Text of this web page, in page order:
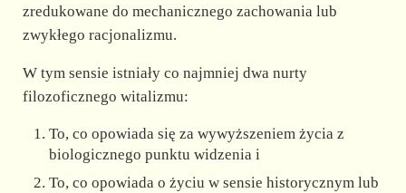
zredukowane do mechanicznego zachowania lub
zwykłego racjonalizmu.
W tym sensie istniały co najmniej dwa nurty
filozoficznego witalizmu:
To, co opowiada się za wywyższeniem życia z
biologicznego punktu widzenia i
To, co opowiada o życiu w sensie historycznym lub